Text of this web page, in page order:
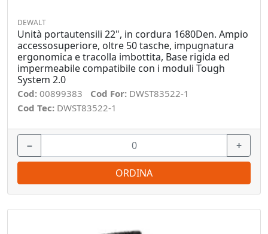
DEWALT
Unità portautensili 22", in cordura 1680Den. Ampio
accessosuperiore, oltre 50 tasche, impugnatura
ergonomica e tracolla imbottita, Base rigida ed
impermeabile compatibile con i moduli Tough
System 2.0
Cod: 00899383 Cod For: DWST83522-1
Cod Tec: DWST83522-1
− +
ORDINA